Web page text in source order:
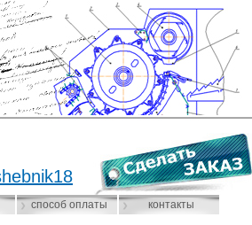
способ оплаты контакты